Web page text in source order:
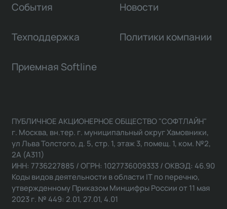
События Новости
Техподдержка Политики компании
Приемная Softline
ПУБЛИЧНОЕ АКЦИОНЕРНОЕ ОБЩЕСТВО "СОФТЛАЙН"
г. Москва, вн.тер. г. муниципальный округ Хамовники,
ул Льва Толстого, д. 5, стр. 1, этаж 3, помещ. 1, ком. №2,
2А (А311)
ИНН: 7736227885 / ОГРН: 1027736009333 / ОКВЭД: 46.90
Коды видов деятельности в области IT по перечню,
утвержденному Приказом Минцифры России от 11 мая
2023 г. № 449: 2.01, 27.01, 4.01